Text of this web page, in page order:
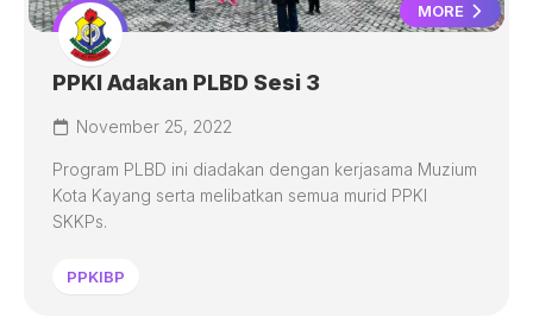
MORE
PPKI Adakan PLBD Sesi 3
November 25, 2022
Program PLBD ini diadakan dengan kerjasama Muzium
Kota Kayang serta melibatkan semua murid PPKI
SKKPs.
PPKIBP